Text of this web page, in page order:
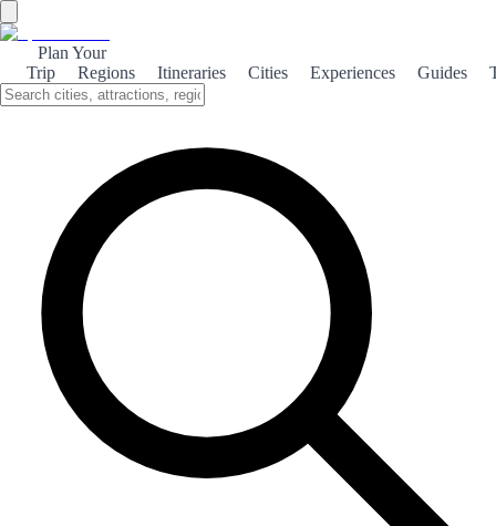
Plan Your
Trip
Regions Itineraries Cities Experiences Guides
Discover the stunning beaches of Chipiona, where golden sands
meet the Atlantic. Perfect for sunbathing, water sports, and family
About the theme
Chipiona, located on the southern coast of Spain, boasts some of the
most beautiful beaches in the region. With its golden sands and
crystal-clear waters, it's a paradise for sun-seekers and water sports
enthusiasts alike. The town's main beach, Playa de Regla, is famous
for its lively atmosphere and stunning views of the iconic lighthouse.
Families flock here to enjoy the sun, while beach bars and
restaurants offer delicious local cuisine. For those seeking a quieter